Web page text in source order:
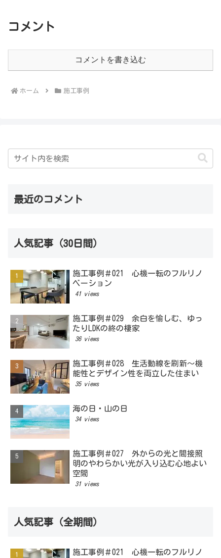
コメント
コメントを書き込む
ホーム 施工事例
最近のコメント
人気記事（30日間）
施工事例＃021 心機一転のフルリノ
ベーション
41 views
施工事例＃029 余白を愉しむ、ゆっ
たりLDKの終の棲家
36 views
施工事例＃028 生活動線を刷新～機
能性とデザイン性を両立した住まい
35 views
海の日・山の日
34 views
施工事例＃027 外からの光と間接照
明のやわらかい光が入り込む心地よい
空間
31 views
人気記事（全期間）
施工事例＃021 心機一転のフルリノ